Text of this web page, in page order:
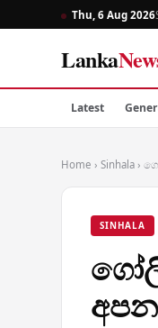
Thu, 6 Aug 2026
Lanka
Latest
Home › Sinhala ›
SINHALA